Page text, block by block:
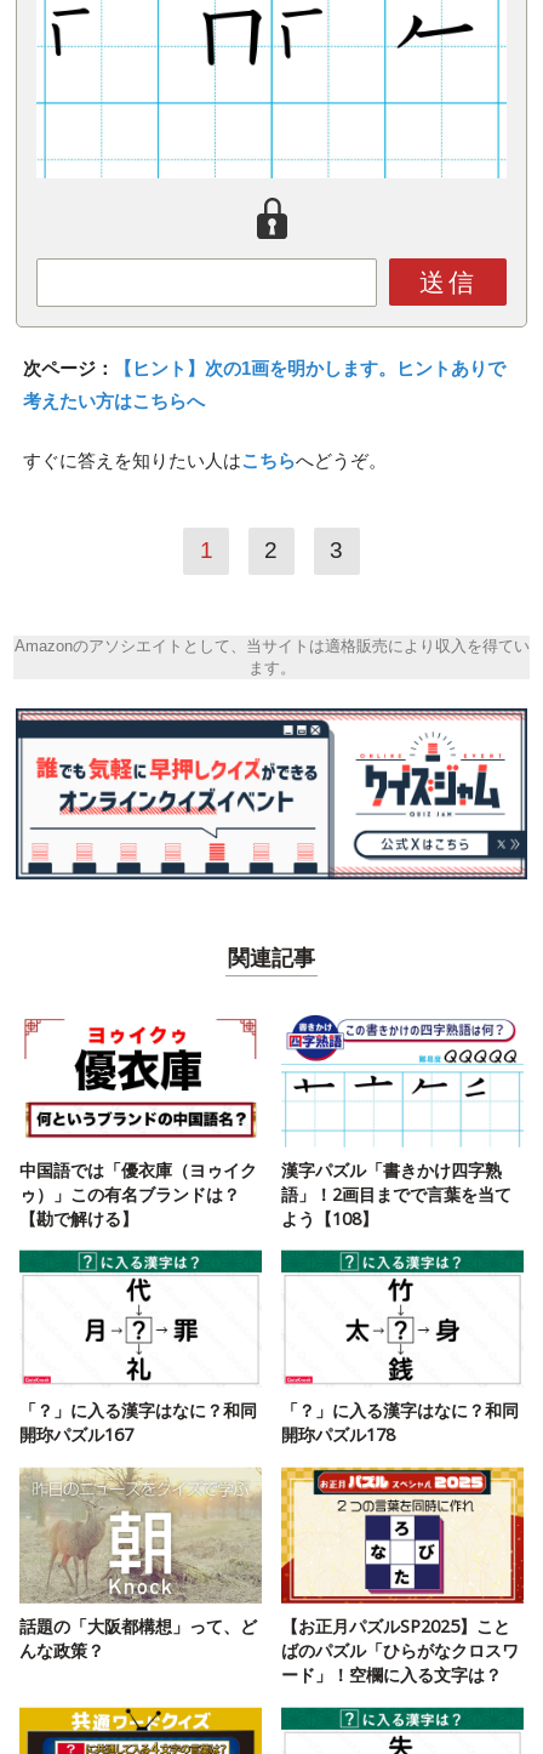
送信
次ページ：
【ヒント】次の1画を明かします。ヒントありで
考えたい方はこちらへ
すぐに答えを知りたい人はこちらへどうぞ。
1 2 3
Amazonのアソシエイトとして、当サイトは適格販売により収入を得てい
ます。
関連記事
中国語では「優衣庫（ヨゥイク
ゥ）」この有名ブランドは？
【勘で解ける】
漢字パズル「書きかけ四字熟
語」！2画目までで言葉を当て
よう【108】
「？」に入る漢字はなに？和同
開珎パズル167
「？」に入る漢字はなに？和同
開珎パズル178
話題の「大阪都構想」って、ど
んな政策？
【お正月パズルSP2025】こと
ばのパズル「ひらがなクロスワ
ード」！空欄に入る文字は？